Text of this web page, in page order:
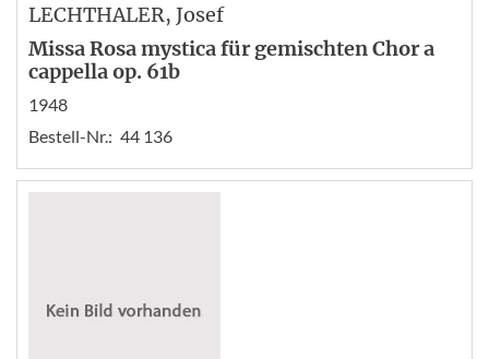
LECHTHALER, Josef
Missa Rosa mystica für gemischten Chor a
cappella op. 61b
1948
Bestell-Nr.: 44 136